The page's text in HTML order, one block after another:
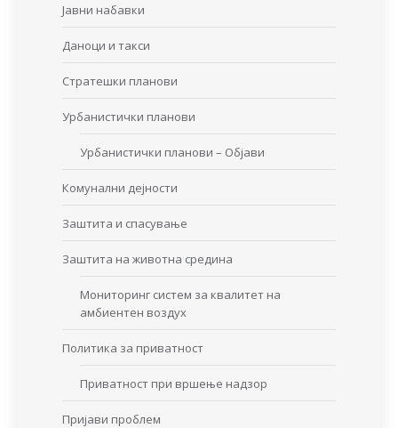
Јавни набавки
Даноци и такси
Стратешки планови
Урбанистички планови
Урбанистички планови – Објави
Комунални дејности
Заштита и спасување
Заштита на животна средина
Мониторинг систем за квалитет на
амбиентен воздух
Политика за приватност
Приватност при вршење надзор
Пријави проблем